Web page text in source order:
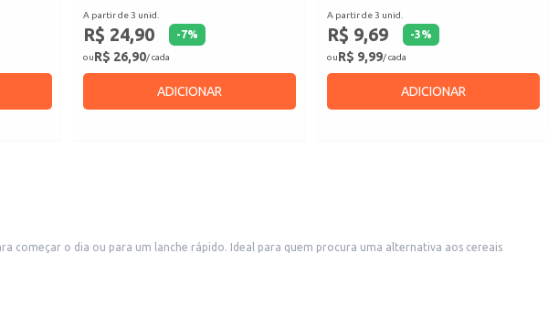
A partir de 3 unid.
R$ 24,90 -7%
ouR$ 26,90/ cada
ADICIONAR
A partir de 3 unid.
R$ 9,69 -3%
ouR$ 9,99/ cada
ADICIONAR
começar o dia ou para um lanche rápido. Ideal para quem procura uma alternativa aos cereais